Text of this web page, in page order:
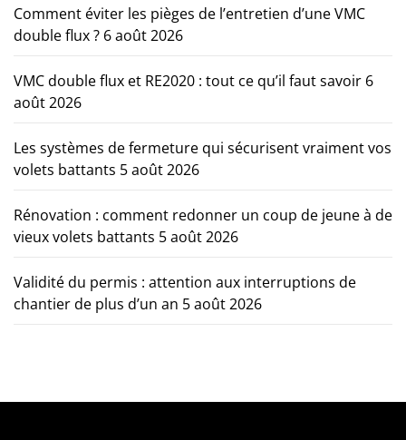
Comment éviter les pièges de l’entretien d’une VMC
double flux ? 6 août 2026
VMC double flux et RE2020 : tout ce qu’il faut savoir 6
août 2026
Les systèmes de fermeture qui sécurisent vraiment vos
volets battants 5 août 2026
Rénovation : comment redonner un coup de jeune à de
vieux volets battants 5 août 2026
Validité du permis : attention aux interruptions de
chantier de plus d’un an 5 août 2026